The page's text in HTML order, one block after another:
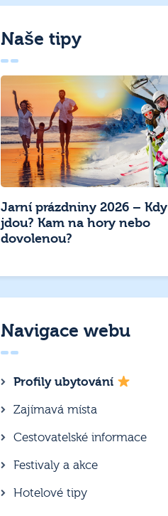
Naše tipy
Jarní prázdniny 2026 – Kdy
jdou? Kam na hory nebo
dovolenou?
Navigace webu
Profily ubytování
Zajímavá místa
Cestovatelské informace
Festivaly a akce
Hotelové tipy